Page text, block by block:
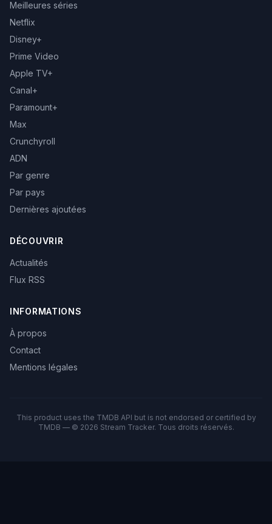
Meilleures séries
Netflix
Disney+
Prime Video
Apple TV+
Canal+
Paramount+
Max
Crunchyroll
ADN
Par genre
Par pays
Dernières ajoutées
DÉCOUVRIR
Actualités
Flux RSS
INFORMATIONS
À propos
Contact
Mentions légales
This product uses the TMDB API but is not endorsed or certified by
TMDB — © 2026 Stream Tracker. Tous droits réservés.